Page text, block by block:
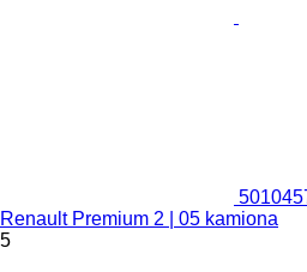
Renault Premium 2 | 05 kamiona
5